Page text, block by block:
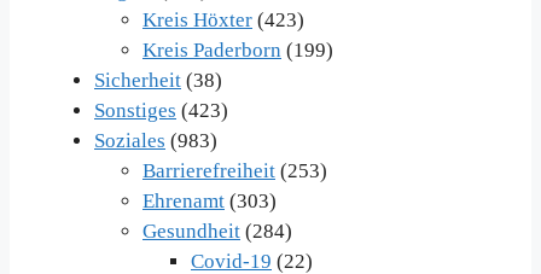
Kreis Höxter (423)
Kreis Paderborn (199)
Sicherheit (38)
Sonstiges (423)
Soziales (983)
Barrierefreiheit (253)
Ehrenamt (303)
Gesundheit (284)
Covid-19 (22)